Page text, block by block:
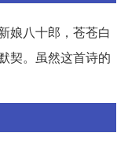
娘八十郎，苍苍白
契。虽然这首诗的